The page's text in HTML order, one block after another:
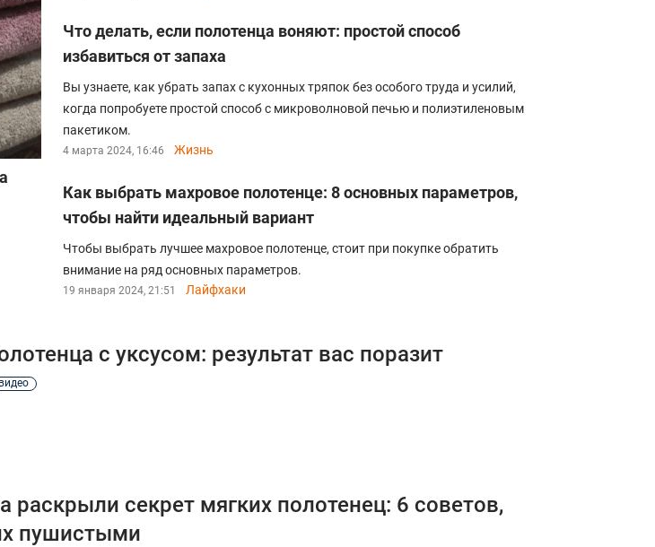
Что делать, если полотенца воняют: простой способ
избавиться от запаха
Вы узнаете, как убрать запах с кухонных тряпок без особого труда и усилий,
когда попробуете простой способ с микроволновой печью и полиэтиленовым
пакетиком.
4 марта 2024, 16:46 Жизнь
Как выбрать махровое полотенце: 8 основных параметров,
чтобы найти идеальный вариант
Чтобы выбрать лучшее махровое полотенце, стоит при покупке обратить
внимание на ряд основных параметров.
19 января 2024, 21:51 Лайфхаки
с уксусом: результат вас поразит
видео
раскрыли секрет мягких полотенец: 6 советов,
пушистыми